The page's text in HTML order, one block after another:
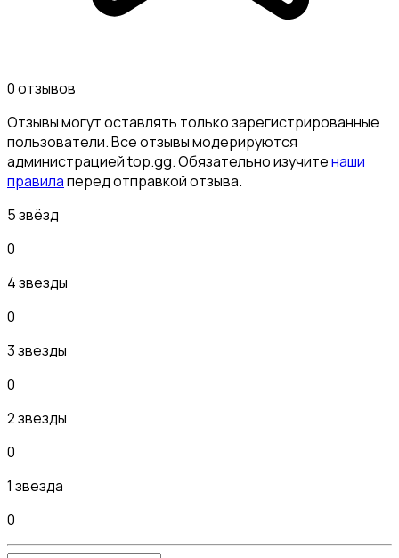
0 отзывов
Отзывы могут оставлять только зарегистрированные
пользователи. Все отзывы модерируются
администрацией top.gg. Обязательно изучитенаши
правилаперед отправкой отзыва.
5 звёзд
0
4 звезды
0
3 звезды
0
2 звезды
0
1 звезда
0